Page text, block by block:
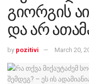
გიორგის
და არ
by pozitivi March 20,